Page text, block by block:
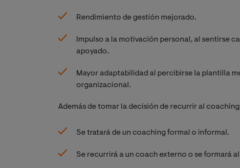
Rendimiento de gestión mejorado.
Impulso a la motivación personal, al sentirse
apoyado.
Mayor adaptabilidad al percibirse la plantilla
organizacional.
Además de tomar la decisión de recurrir al
Se tratará de un coaching formal o informal.
Se recurrirá a un coach externo o se formará